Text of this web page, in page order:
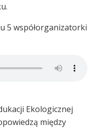
5 współorganizatorki
Ekologicznej
między